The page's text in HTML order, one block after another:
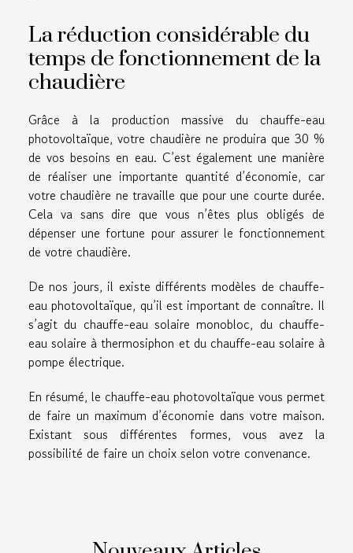
La réduction considérable du
temps de fonctionnement de la
chaudière
Grâce à la production massive du chauffe-eau
photovoltaïque, votre chaudière ne produira que 30 %
de vos besoins en eau. C’est également une manière
de réaliser une importante quantité d’économie, car
votre chaudière ne travaille que pour une courte durée.
Cela va sans dire que vous n’êtes plus obligés de
dépenser une fortune pour assurer le fonctionnement
de votre chaudière.
De nos jours, il existe différents modèles de chauffe-
eau photovoltaïque, qu’il est important de connaître. Il
s’agit du chauffe-eau solaire monobloc, du chauffe-
eau solaire à thermosiphon et du chauffe-eau solaire à
pompe électrique.
En résumé, le chauffe-eau photovoltaïque vous permet
de faire un maximum d’économie dans votre maison.
Existant sous différentes formes, vous avez la
possibilité de faire un choix selon votre convenance.